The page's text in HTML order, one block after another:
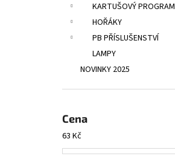
KARTUŠOVÝ PROGRAM
HOŘÁKY
PB PŘÍSLUŠENSTVÍ
LAMPY
NOVINKY 2025
Cena
63 Kč